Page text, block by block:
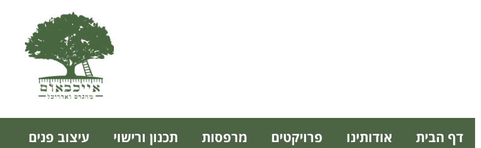
דף הבית אודותינו פרויקטים מרפסות תכנון ורישוי
עיצוב פנים